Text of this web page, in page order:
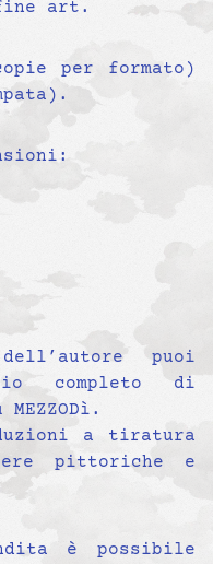
fine art.
per formato)
puoi
completo di
MEZZODì.
a tiratura
pittoriche e
è possibile